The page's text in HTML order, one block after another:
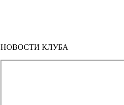
НОВОСТИ КЛУБА